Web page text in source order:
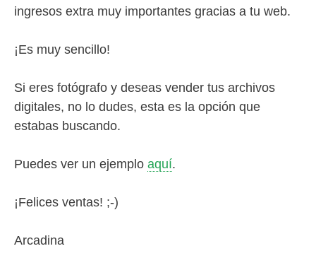
ingresos extra muy importantes gracias a tu web.
¡Es muy sencillo!
Si eres fotógrafo y deseas vender tus archivos
digitales, no lo dudes, esta es la opción que
estabas buscando.
Puedes ver un ejemplo aquí.
¡Felices ventas! ;-)
Arcadina